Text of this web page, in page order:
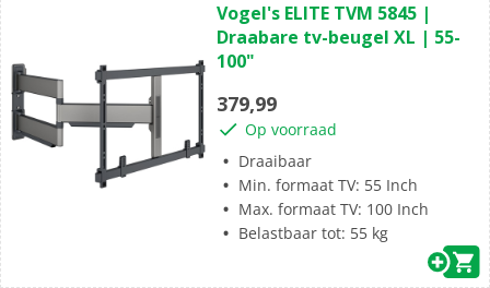
van
de
5
47
beoordelingen
Vogel's ELITE TVM 5845 |
Draabare tv-beugel XL | 55-
100"
379,99
Op voorraad
Draaibaar
Min. formaat TV: 55 Inch
Max. formaat TV: 100 Inch
Belastbaar tot: 55 kg